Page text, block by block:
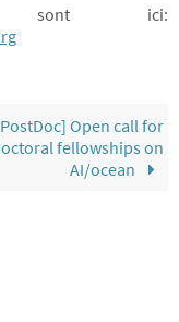
sont ici:
Open call for
fellowships on
AI/ocean